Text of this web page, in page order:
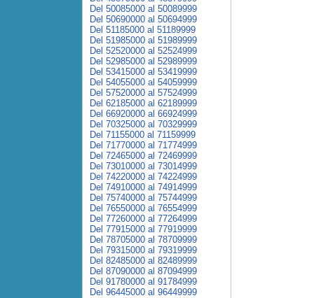
Del 50085000 al 50089999
Del 50690000 al 50694999
Del 51185000 al 51189999
Del 51985000 al 51989999
Del 52520000 al 52524999
Del 52985000 al 52989999
Del 53415000 al 53419999
Del 54055000 al 54059999
Del 57520000 al 57524999
Del 62185000 al 62189999
Del 66920000 al 66924999
Del 70325000 al 70329999
Del 71155000 al 71159999
Del 71770000 al 71774999
Del 72465000 al 72469999
Del 73010000 al 73014999
Del 74220000 al 74224999
Del 74910000 al 74914999
Del 75740000 al 75744999
Del 76550000 al 76554999
Del 77260000 al 77264999
Del 77915000 al 77919999
Del 78705000 al 78709999
Del 79315000 al 79319999
Del 82485000 al 82489999
Del 87090000 al 87094999
Del 91780000 al 91784999
Del 96445000 al 96449999